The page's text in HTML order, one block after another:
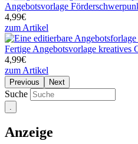
Angebotsvorlage
4,99€
zum Artikel
Fertige Angebotsvorlage kreatives
4,99€
zum Artikel
Previous Next
Suche
Anzeige